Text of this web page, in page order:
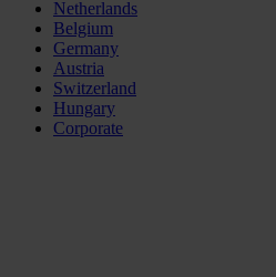
Netherlands
Belgium
Germany
Austria
Switzerland
Hungary
Corporate